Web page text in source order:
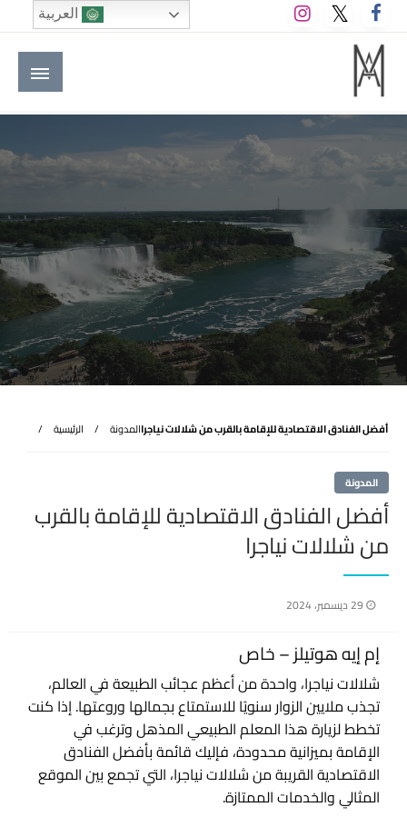
التخطي
إلى
المحتوى
M A hotels | إم ايه هوتيلز
الموقع الأول للعاملين في الفنادق في العالم العربي
الرئيسية المدونةأفضل الفنادق الاقتصادية للإقامة بالقرب من شلالات نياجرا
المدونة
أفضل الفنادق الاقتصادية للإقامة بالقرب
من شلالات نياجرا
نُشر
29 ديسمبر، 2024
إم إيه هوتيلز – خاص
شلالات نياجرا، واحدة من أعظم عجائب الطبيعة في العالم،
تجذب ملايين الزوار سنويًا للاستمتاع بجمالها وروعتها. إذا كنت
تخطط لزيارة هذا المعلم الطبيعي المذهل وترغب في
الإقامة بميزانية محدودة، فإليك قائمة بأفضل الفنادق
الاقتصادية القريبة من شلالات نياجرا، التي تجمع بين الموقع
المثالي والخدمات الممتازة.
العربية